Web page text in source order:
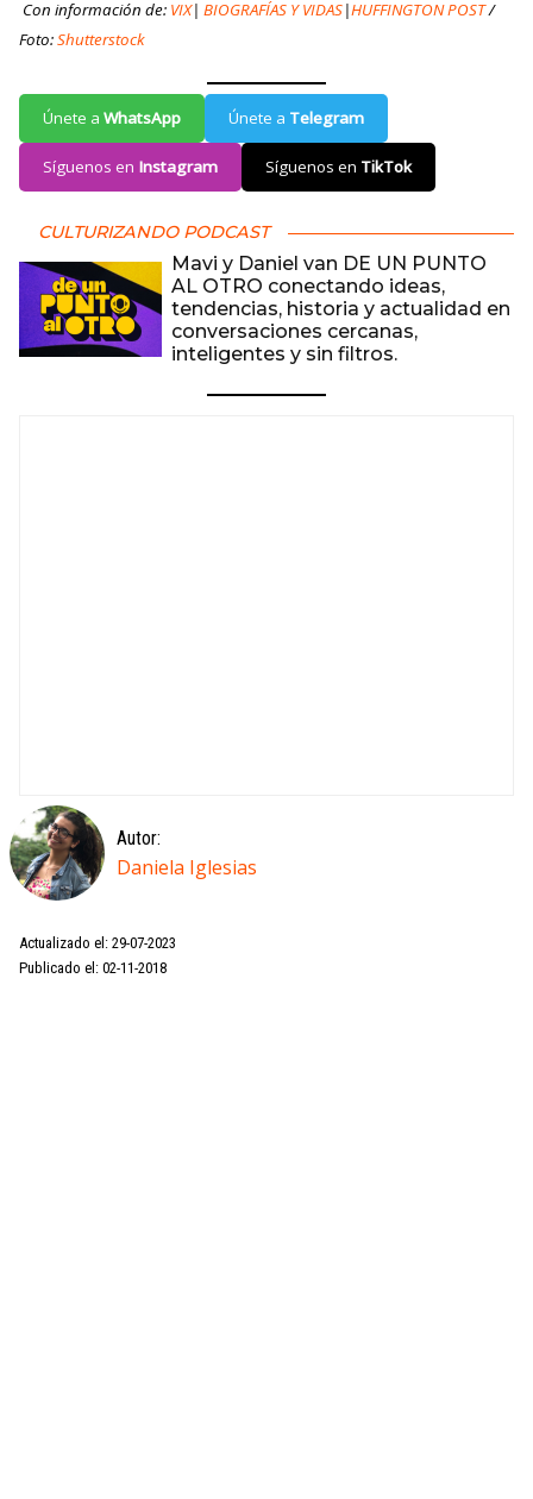
Con información de: VIX| BIOGRAFÍAS Y VIDAS|HUFFINGTON POST/
Foto:Shutterstock
Únete a WhatsApp Únete a Telegram
Síguenos en Instagram Síguenos en TikTok
CULTURIZANDO PODCAST
Mavi y Daniel van DE UN PUNTO
AL OTRO conectando ideas,
tendencias, historia y actualidad en
conversaciones cercanas,
inteligentes y sin filtros.
Autor:
Daniela Iglesias
Actualizado el: 29-07-2023
Publicado el: 02-11-2018